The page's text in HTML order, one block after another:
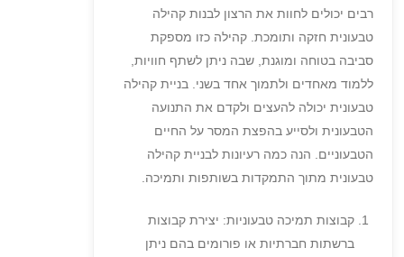
רבים יכולים לחוות את הרצון לבנות קהילה
טבעונית חזקה ותומכת. קהילה כזו מספקת
סביבה בטוחה ומוגנת, שבה ניתן לשתף חוויות,
ללמוד מאחדים ולתמוך אחד בשני. בניית קהילה
טבעונית יכולה להעצים ולקדם את התנועה
הטבעונית ולסייע בהפצת המסר על החיים
הטבעוניים. הנה כמה רעיונות לבניית קהילה
טבעונית מתוך התמקדות בשותפות ותמיכה.
קבוצות תמיכה טבעוניות: יצירת קבוצות
ברשתות חברתיות או פורומים בהם ניתן